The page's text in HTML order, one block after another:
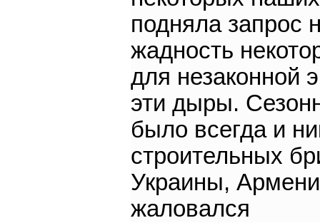
подняла запрос
жадность
для незаконной
эти дыры.
было всегда и
строительных
Украины,
жаловался